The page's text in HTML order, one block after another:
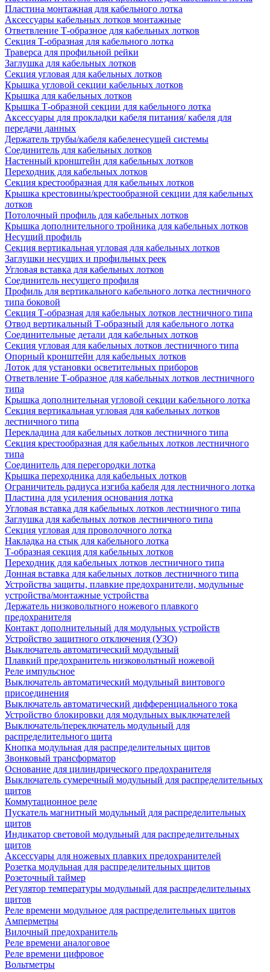
Пластина монтажная для кабельного лотка
Аксессуары кабельных лотков монтажные
Ответвление Т-образное для кабельных лотков
Секция Т-образная для кабельного лотка
Траверса для профильной рейки
Заглушка для кабельных лотков
Секция угловая для кабельных лотков
Крышка угловой секции кабельных лотков
Крышка для кабельных лотков
Крышка Т-образной секции для кабельного лотка
Аксессуары для прокладки кабеля питания/ кабеля для
передачи данных
Держатель трубы/кабеля кабеленесущей системы
Соединитель для кабельных лотков
Настенный кронштейн для кабельных лотков
Переходник для кабельных лотков
Секция крестообразная для кабельных лотков
Крышка крестовины/крестообразной секции для кабельных
лотков
Потолочный профиль для кабельных лотков
Крышка дополнительного тройника для кабельных лотков
Несущий профиль
Секция вертикальная угловая для кабельных лотков
Заглушки несущих и профильных реек
Угловая вставка для кабельных лотков
Соединитель несущего профиля
Профиль для вертикального кабельного лотка лестничного
типа боковой
Секция Т-образная для кабельных лотков лестничного типа
Отвод вертикальный Т-образный для кабельного лотка
Соединительные детали для кабельных лотков
Секция угловая для кабельных лотков лестничного типа
Опорный кронштейн для кабельных лотков
Лоток для установки осветительных приборов
Ответвление Т-образное для кабельных лотков лестничного
типа
Крышка дополнительная угловой секции кабельного лотка
Секция вертикальная угловая для кабельных лотков
лестничного типа
Перекладина для кабельных лотков лестничного типа
Секция крестообразная для кабельных лотков лестничного
типа
Соединитель для перегородки лотка
Крышка переходника для кабельных лотков
Ограничитель радиуса изгиба кабеля для лестничного лотка
Пластина для усиления основания лотка
Угловая вставка для кабельных лотков лестничного типа
Заглушка для кабельных лотков лестничного типа
Секция угловая для проволочного лотка
Накладка на стык для кабельного лотка
Т-образная секция для кабельных лотков
Переходник для кабельных лотков лестничного типа
Донная вставка для кабельных лотков лестничного типа
Устройства защиты, плавкие предохранители, модульные
устройства/монтажные устройства
Держатель низковольтного ножевого плавкого
предохранителя
Контакт дополнительный для модульных устройств
Устройство защитного отключения (УЗО)
Выключатель автоматический модульный
Плавкий предохранитель низковольтный ножевой
Реле импульсное
Выключатель автоматический модульный винтового
присоединения
Выключатель автоматический дифференциального тока
Устройство блокировки для модульных выключателей
Выключатель/переключатель модульный для
распределительного щита
Кнопка модульная для распределительных щитов
Звонковый трансформатор
Основание для цилиндрического предохранителя
Выключатель сумеречный модульный для распределительных
щитов
Коммутационное реле
Пускатель магнитный модульный для распределительных
щитов
Индикатор световой модульный для распределительных
щитов
Аксессуары для ножевых плавких предохранителей
Розетка модульная для распределительных щитов
Розеточный таймер
Регулятор температуры модульный для распределительных
щитов
Реле времени модульное для распределительных щитов
Амперметры
Вилочный предохранитель
Реле времени аналоговое
Реле времени цифровое
Вольтметры